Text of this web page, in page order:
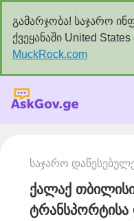
გამარჯობა! საჯარო
ქვეყანაში United
MuckRock.com
საჯარო
ქალაქ